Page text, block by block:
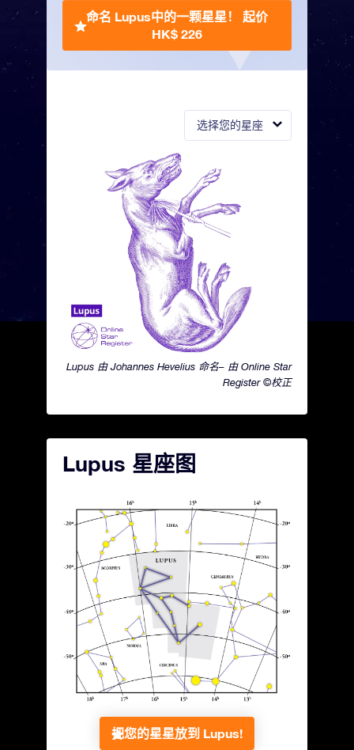
选择您的星座
Lupus 由 Johannes Hevelius 命名– 由 Online Star
Register ©校正
命名 Lupus中的一颗星星！ 起价
HK$ 226
Lupus 星座图
把您的星星放到 Lupus!